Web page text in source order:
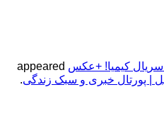
سریال کیمیا! +عکس appeared
| پورتال خبری و سبک زندگی.